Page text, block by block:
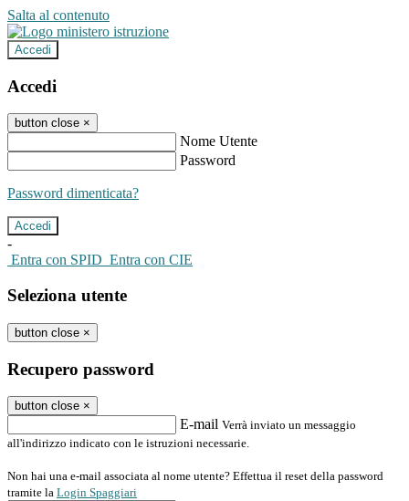
Salta al contenuto
Accedi
Accedi
button close ×
Nome Utente
Password
Password dimenticata?
-
Entra con SPID Entra con CIE
Seleziona utente
button close ×
Recupero password
button close ×
E-mail Verrà inviato un messaggio
all'indirizzo indicato con le istruzioni necessarie.
Non hai una e-mail associata al nome utente? Effettua il reset della password
tramite la Login Spaggiari